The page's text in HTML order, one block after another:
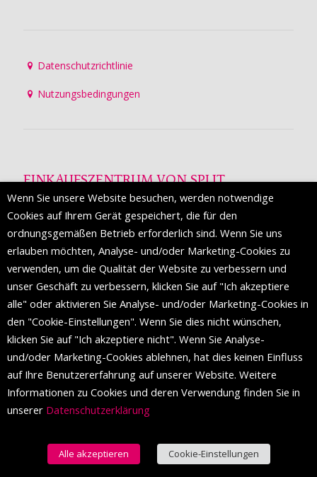
Datenschutzrichtlinie
Nutzungsbedingungen
EINKAUFSZENTRUM VON SPLIT
ist ein prestigeträchtiges Einkaufsziel mit
etwa 200 Einzelhandelsmarken und einer Reihe von
Weltmodemarken, die zum ersten Mal in Split erscheinen.
FOLGEN SIE UNS
Wenn Sie unsere Website besuchen, werden notwendige
Cookies auf Ihrem Gerät gespeichert, die für den
ordnungsgemäßen Betrieb erforderlich sind. Wenn Sie uns
erlauben möchten, Analyse- und/oder Marketing-Cookies zu
verwenden, um die Qualität der Website zu verbessern und
unser Geschäft zu verbessern, klicken Sie auf "Ich akzeptiere
alle" oder aktivieren Sie Analyse- und/oder Marketing-Cookies in
den "Cookie-Einstellungen". Wenn Sie dies nicht wünschen,
klicken Sie auf "Ich akzeptiere nicht". Wenn Sie Analyse-
und/oder Marketing-Cookies ablehnen, hat dies keinen Einfluss
auf Ihre Benutzererfahrung auf unserer Website. Weitere
Informationen zu Cookies und deren Verwendung finden Sie in
unserer Datenschutzerklärung
Alle akzeptieren Cookie-Einstellungen